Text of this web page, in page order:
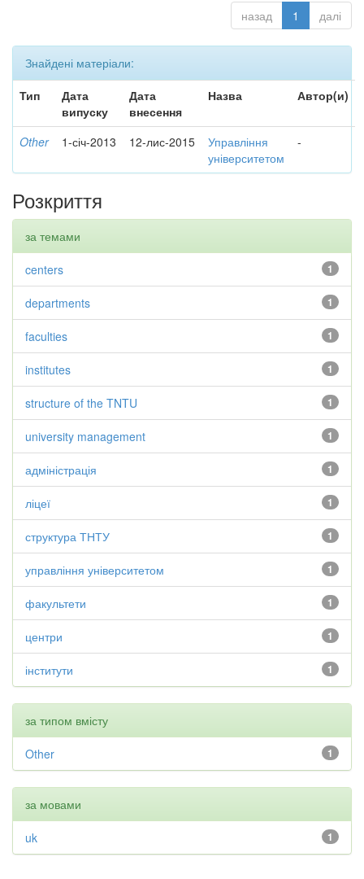
назад 1 далі
Знайдені матеріали:
Тип
Дата
випуску
Дата
внесення
Назва Автор(и)
Other 1-січ-2013 12-лис-2015
Управління
університетом
-
Розкриття
за темами
1
centers
1
departments
1
faculties
1
institutes
1
structure of the TNTU
1
university management
1
адміністрація
1
ліцеї
1
структура ТНТУ
1
управління університетом
1
факультети
1
центри
1
інститути
за типом вмісту
1
Other
за мовами
1
uk